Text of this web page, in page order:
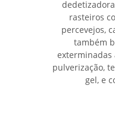
rasteiros
percevejos,
também
exterminadas
pulverização,
gel, e